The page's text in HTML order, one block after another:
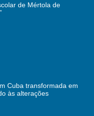
de Mértola de
Cuba transformada em
às alterações